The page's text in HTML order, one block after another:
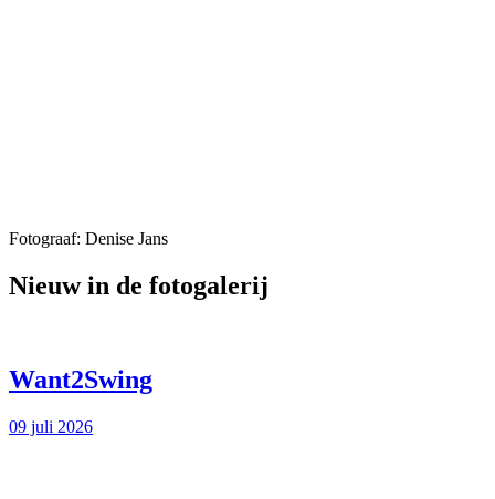
Fotograaf: Denise Jans
Nieuw in de fotogalerij
Want2Swing
09 juli 2026